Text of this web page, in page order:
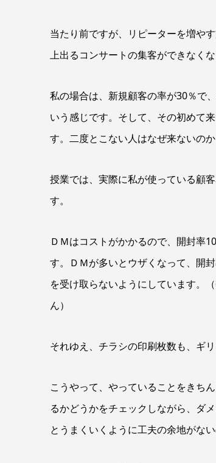
当たり前ですが、リピーターを増や
上出るコンサートの集客ができなく
私の場合は、新規顧客の率が30％で
いう感じです。そして、その初めて
す。二度とこない人はなぜ来ないの
授業では、実際に私が使っている顧
す。
ＤＭはコストがかかるので、開封率
す。ＤＭが多いとウザくなって、開
を受け取らないようにしています。
ん）
それゆえ、チラシの印刷枚数も、ギ
こうやって、やっていることをきち
るかどうかをチェックしながら、ダ
とうまくいくように工夫の余地がな